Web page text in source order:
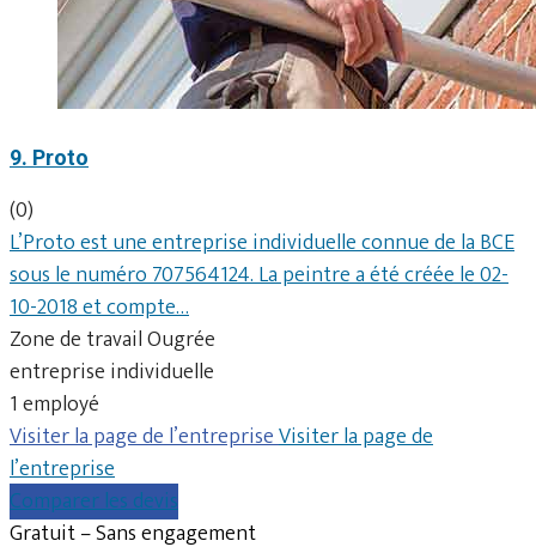
9. Proto
(0)
L’Proto est une entreprise individuelle connue de la BCE
sous le numéro 707564124. La peintre a été créée le 02-
10-2018 et compte…
Zone de travail Ougrée
entreprise individuelle
1 employé
Visiter la page de l’entrepriseVisiter la page de
l’entreprise
Comparer les devis
Gratuit – Sans engagement